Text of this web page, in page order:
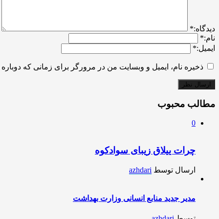
ديدگاه:*
نام:*
ایمیل:*
ذخیره نام، ایمیل و وبسایت من در مرورگر برای زمانی که
مطالب محبوب
0
چرات ییلاق زیبای سوادکوه
ارسال توسط azhdari
مدیر جدید منابع انسانی وزارت بهداشت